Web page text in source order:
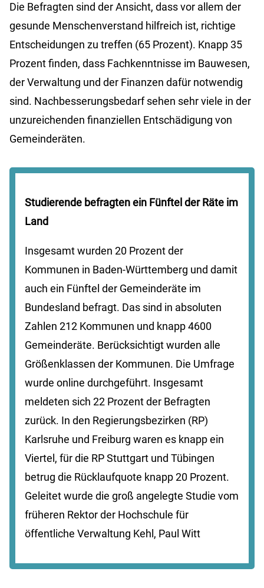
Die Befragten sind der Ansicht, dass vor allem der
gesunde Menschenverstand hilfreich ist, richtige
Entscheidungen zu treffen (65 Prozent). Knapp 35
Prozent finden, dass Fachkenntnisse im Bauwesen,
der Verwaltung und der Finanzen dafür notwendig
sind. Nachbesserungsbedarf sehen sehr viele in der
unzureichenden finanziellen Entschädigung von
Gemeinderäten.
Studierende befragten ein Fünftel der Räte im
Land
Insgesamt wurden 20 Prozent der
Kommunen in Baden-Württemberg und damit
auch ein Fünftel der Gemeinderäte im
Bundesland befragt. Das sind in absoluten
Zahlen 212 Kommunen und knapp 4600
Gemeinderäte. Berücksichtigt wurden alle
Größenklassen der Kommunen. Die Umfrage
wurde online durchgeführt. Insgesamt
meldeten sich 22 Prozent der Befragten
zurück. In den Regierungsbezirken (RP)
Karlsruhe und Freiburg waren es knapp ein
Viertel, für die RP Stuttgart und Tübingen
betrug die Rücklaufquote knapp 20 Prozent.
Geleitet wurde die groß angelegte Studie vom
früheren Rektor der Hochschule für
öffentliche Verwaltung Kehl, Paul Witt